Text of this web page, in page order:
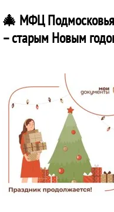
🎄 МФЦ Подмосковья
– старым Новым